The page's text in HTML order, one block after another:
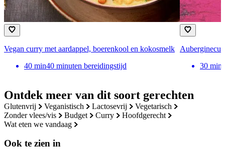
Ontdek meer van dit soort gerechten
glutenvrij veganistisch lactosevrij
vegetarisch
zonder vlees/vis
budget curry
hoofdgerecht
wat eten we vandaag
Ook te zien in
Vegan curry met aardappel, boerenkool en kokosmelk
40 min40 minuten bereidingstijd
30 min